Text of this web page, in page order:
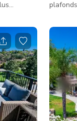
de
endroit
Cet
sur les
pieds
les
et un
cuisine
avec